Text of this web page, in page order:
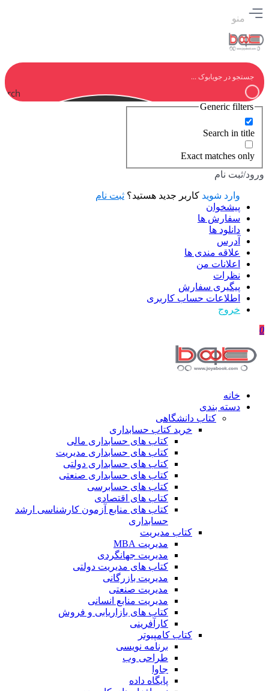
منو
Generic filters
Search in title
Exact matches only
ورود/ثبت نام
وارد شوید کاربر جدید هستید؟ ثبت نام
پیشخوان
سفارش ها
دانلود ها
آدرس
علاقه مندی ها
اعلانات من
نظرات
پیگیری سفارش
اطلاعات حساب كاربری
خروج
0
خانه
دسته بندی
کتاب دانشگاهی
خرید کتاب حسابداری
کتاب های حسابداری مالی
کتاب های حسابداری مدیریت
کتاب های حسابداری دولتی
کتاب های حسابداری صنعتی
کتاب های حسابرسی
کتاب های اقتصادی
کتاب های منابع آزمون کارشناسی ارشد
حسابداری
کتاب مدیریت
مدیریت MBA
مدیریت جهانگردی
کتاب های مدیریت دولتی
مدیریت بازرگانی
مدیریت صنعتی
مدیریت منابع انسانی
کتاب های بازاریابی و فروش
کارآفرینی
کتاب کامپیوتر
برنامه نویسی
طراحی وب
جاوا
پایگاه داده